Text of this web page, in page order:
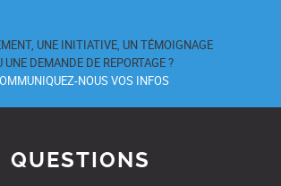
UNE INITIATIVE, UN TÉMOIGNAGE
UNE DEMANDE DE REPORTAGE ?
NOUS VOS INFOS
QUESTIONS